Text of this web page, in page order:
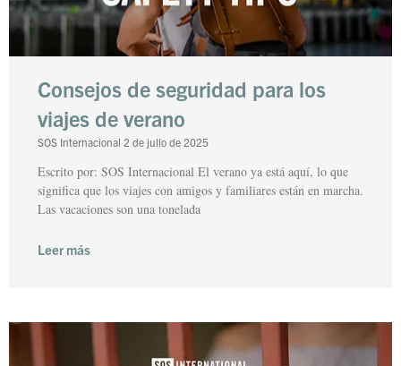
Consejos de seguridad para los
viajes de verano
SOS Internacional 2 de julio de 2025
Escrito por: SOS Internacional El verano ya está aquí, lo que
significa que los viajes con amigos y familiares están en marcha.
Las vacaciones son una tonelada
Leer más